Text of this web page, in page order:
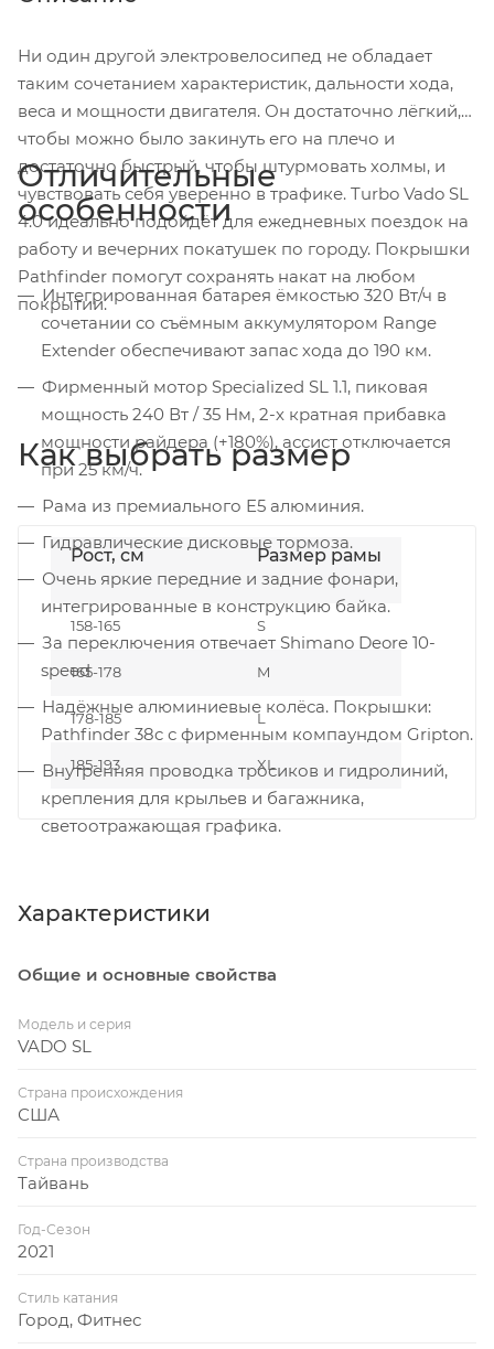
Ни один другой электровелосипед не обладает
таким сочетанием характеристик, дальности хода,
веса и мощности двигателя. Он достаточно лёгкий,
чтобы можно было закинуть его на плечо и
достаточно быстрый, чтобы штурмовать холмы, и
чувствовать себя уверенно в трафике. Turbo Vado SL
4.0 идеально подойдёт для ежедневных поездок на
работу и вечерних покатушек по городу. Покрышки
Pathfinder помогут сохранять накат на любом
покрытии.
Отличительные
особенности
Интегрированная батарея ёмкостью 320 Вт/ч в
сочетании со съёмным аккумулятором Range
Extender обеспечивают запас хода до 190 км.
Фирменный мотор Specialized SL 1.1, пиковая
мощность 240 Вт / 35 Нм, 2-х кратная прибавка
мощности райдера (+180%), ассист отключается
при 25 км/ч.
Рама из премиального E5 алюминия.
Гидравлические дисковые тормоза.
Очень яркие передние и задние фонари,
интегрированные в конструкцию байка.
За переключения отвечает Shimano Deore 10-
speed
Надёжные алюминиевые колёса. Покрышки:
Pathfinder 38c с фирменным компаундом Gripton.
Внутренняя проводка тросиков и гидролиний,
крепления для крыльев и багажника,
светоотражающая графика.
Как выбрать размер
Рост, см Размер рамы
158-165 S
165-178 M
178-185 L
185-193 XL
Характеристики
Общие и основные свойства
Модель и серия
VADO SL
Страна происхождения
США
Страна производства
Тайвань
Год-Сезон
2021
Стиль катания
Город, Фитнес